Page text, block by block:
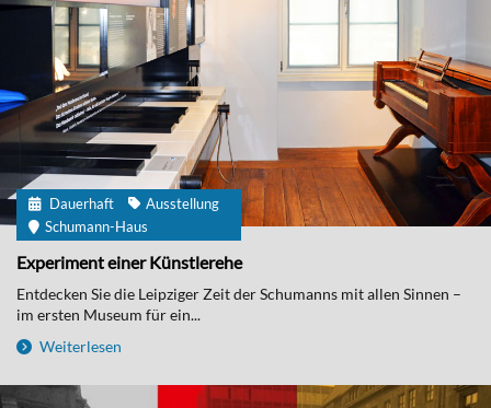
Dauerhaft
Ausstellung
Schumann-Haus
Experiment einer Künstlerehe
Entdecken Sie die Leipziger Zeit der Schumanns mit allen Sinnen –
im ersten Museum für ein...
Weiterlesen